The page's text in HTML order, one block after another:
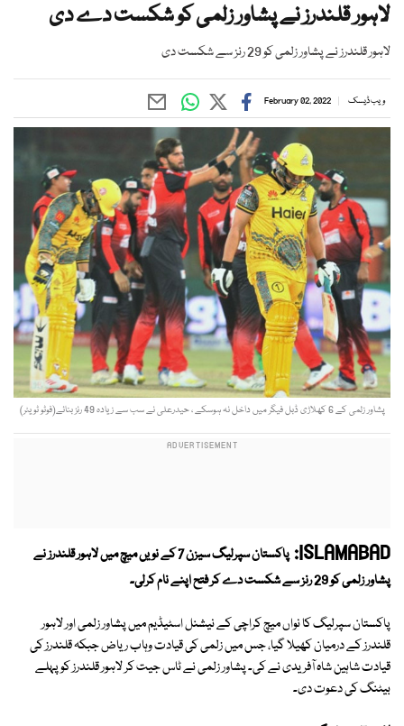
لاہور قلندرز نے پشاور زلمی کو شکست دے دی
لاہور قلندرز نے پشاور زلمی کو 29 رنز سے شکست دی
ویب ڈیسک February 02, 2022
پشاور زلمی کے 6 کھلاڑی ڈبل فیگر میں داخل نہ ہوسکے ، حیدرعلی نے سب سے زیادہ 49 رنز بنائے(فوٹو ٹویٹر)
ISLAMABAD:
پاکستان سپرلیگ سیزن 7 کے نویں میچ میں لاہور قلندرز نے
پشاور زلمی کو 29 رنز سے شکست دے کر فتح اپنے نام کرلی۔
پاکستان سپرلیگ کا نواں میچ کراچی کے نیشنل اسٹیڈیم میں پشاور زلمی اور لاہور
قلندرز کے درمیان کھیلا گیا، جس میں زلمی کی قیادت وہاب ریاض جبکہ قلندرز کی
قیادت شاہین شاہ آفریدی نے کی۔ پشاور زلمی نے ٹاس جیت کر لاہور قلندرز کو پہلے
بیٹنگ کی دعوت دی۔